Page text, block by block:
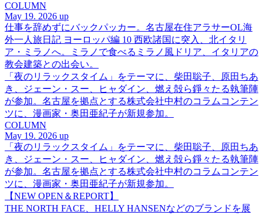
COLUMN
May 19. 2026 up
仕事を辞めずにバックパッカー。名古屋在住アラサーOL海
外一人旅日記 ヨーロッパ編 10 西欧諸国に突入、北イタリ
ア・ミラノへ。ミラノで食べるミラノ風ドリア、イタリアの
教会建築との出会い。
「夜のリラックスタイム」をテーマに、柴田聡子、原田ちあ
き、ジェーン・スー、ヒャダイン、燃え殻ら錚々たる執筆陣
が参加。名古屋を拠点とする株式会社中村のコラムコンテン
ツに、漫画家・奥田亜紀子が新規参加。
COLUMN
May 19. 2026 up
「夜のリラックスタイム」をテーマに、柴田聡子、原田ちあ
き、ジェーン・スー、ヒャダイン、燃え殻ら錚々たる執筆陣
が参加。名古屋を拠点とする株式会社中村のコラムコンテン
ツに、漫画家・奥田亜紀子が新規参加。
【NEW OPEN＆REPORT】
THE NORTH FACE、HELLY HANSENなどのブランドを展